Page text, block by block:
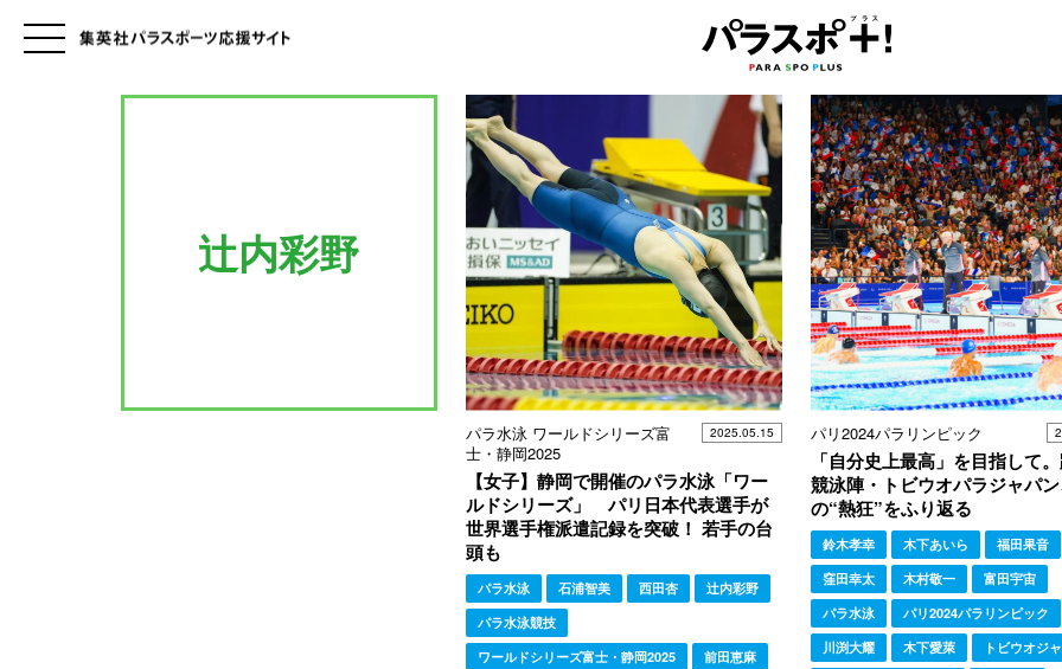
辻内彩野
パラ水泳 ワールドシリーズ富
士・静岡2025
2025.05.15
【女子】静岡で開催のパラ水泳「ワー
ルドシリーズ」 パリ日本代表選手が
世界選手権派遣記録を突破！ 若手の台
頭も
パラ水泳 石浦智美 西田杏
辻内彩野
パラ水泳競技
ワールドシリーズ富士・静岡2025
前田恵麻
パリ2024パラリンピック
「自分史上最高」を目指して
競泳陣・トビウオパラジャパ
の“熱狂”をふり返る
鈴木孝幸 木下あいら
福田果音
窪田幸太
木村敬一
富田宇宙
パラ水泳
パリ2024パラリンピック
川渕大耀
木下愛萊
トビウオジ